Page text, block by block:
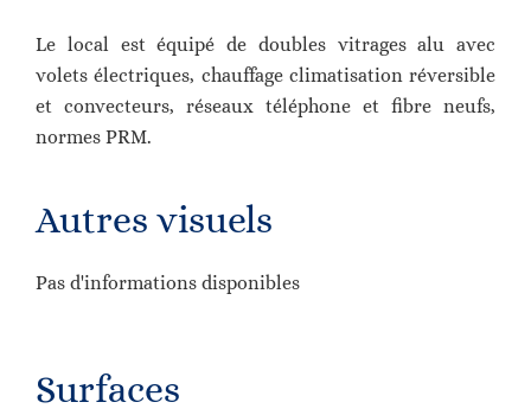
Le local est équipé de doubles vitrages alu avec
volets électriques, chauffage climatisation réversible
et convecteurs, réseaux téléphone et fibre neufs,
normes PRM.
Autres visuels
Pas d'informations disponibles
Surfaces